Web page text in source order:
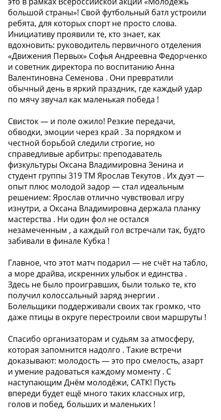
большой страны»! Свой футбольный батл устроили
ребята, для которых спорт не просто слова.
Инициативу проявили те, кто знает, как
вдохновить: руководитель первичного отделения
«Движения Первых» Софья Андреевна Федорченко
и советник директора по воспитанию Анна
Валентиновна Семенова . Они превратили
обычный день в яркий праздник, где каждый удар
по мячу звучал как маленькая победа !
Свисток — и поле ожило! Резкие передачи,
обводки, эмоции через край . За порядком и
честной борьбой следили строгие, но
справедливые арбитры: преподаватель
физкультуры Оксана Владимировна Зенина и
студент группы 319 ТМ Ярослав Текутов . Их дуэт —
опыт плюс молодой задор — стал идеальным
решением: Ярослав отлично чувствовал игру
изнутри, а Оксана Владимировна держала планку
мастерства . Ни один фол не остался
незамеченным , а каждый гол встречали так, будто
забивали в финале Кубка !
Главное, что этот матч подарил — не счёт на табло,
а море драйва, искренних улыбок и единства .
Здесь не было проигравших, были только те, кто
получил колоссальный заряд энергии .
Болельщики поддерживали своих так громко, что
даже птицы в округе перестроили свои маршруты !
Спасибо организаторам и судьям за атмосферу,
которая запомнится надолго ️. Такие встречи
доказывают: молодость — это про смелость, азарт
и умение радоваться каждому моменту . С
наступающим Днём молодёжи, САТК! Пусть
впереди будет ещё много таких классных игр,
голов и побед, больших и маленьких !